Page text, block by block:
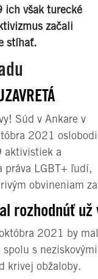
ich však turecké
začali
stíhať.
Súd v Ankare v
2021
aktivistiek a
práva LGBT+ ľudí,
obvineniam
rozhodnúť
2021 by
spolu s
krivej obžaloby.